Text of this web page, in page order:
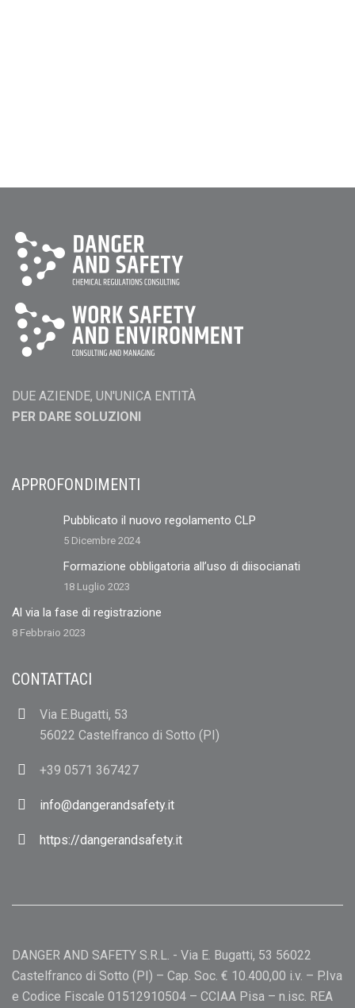
DUE AZIENDE, UN'UNICA ENTITÀ
PER DARE SOLUZIONI
APPROFONDIMENTI
Pubblicato il nuovo regolamento CLP
5 Dicembre 2024
Formazione obbligatoria all’uso di diisocianati
18 Luglio 2023
Al via la fase di registrazione
8 Febbraio 2023
CONTATTACI
Via E.Bugatti, 53
56022 Castelfranco di Sotto (PI)
+39 0571 367427
info@dangerandsafety.it
https://dangerandsafety.it
DANGER AND SAFETY S.R.L. - Via E. Bugatti, 53 56022
Castelfranco di Sotto (PI) – Cap. Soc. € 10.400,00 i.v. – P.Iva
e Codice Fiscale 01512910504 – CCIAA Pisa – n.isc. REA